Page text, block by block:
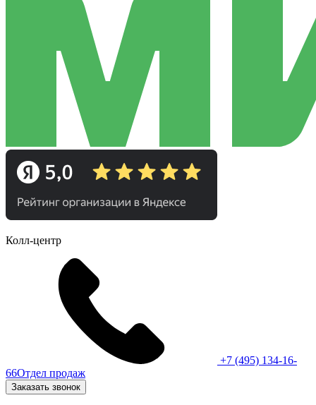
Колл-центр
+7 (495) 134-16-
66Отдел продаж
Заказать звонок